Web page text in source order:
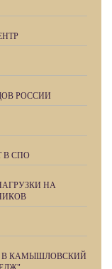
РОССИИ
В СПО
НА
В КАМЫШЛОВСКИЙ